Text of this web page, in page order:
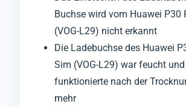
Buchse wird vom Huawei P30
(VOG-L29) nicht erkannt
Die Ladebuchse des Huawei
Sim (VOG-L29) war feucht und
funktionierte nach der
mehr